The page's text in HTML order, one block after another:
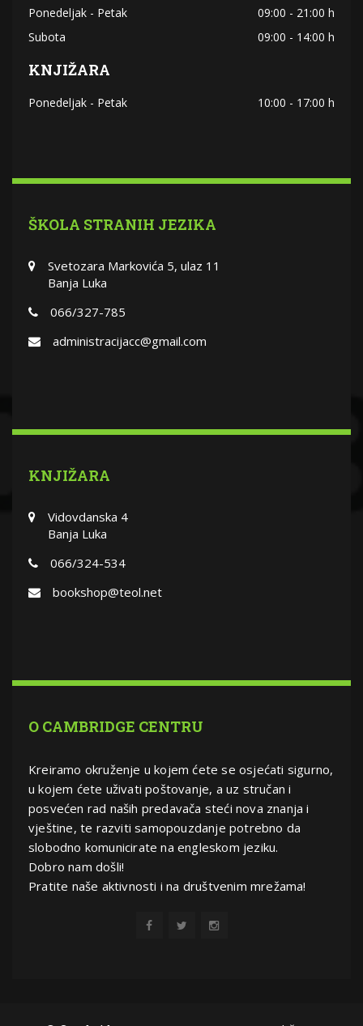
Ponedeljak - Petak
09:00 - 21:00 h
Subota
09:00 - 14:00 h
KNJIŽARA
Ponedeljak - Petak 10:00 - 17:00 h
ŠKOLA STRANIH JEZIKA
Svetozara Markovića 5, ulaz 11
Banja Luka
066/327-785
administracijacc@gmail.com
KNJIŽARA
Vidovdanska 4
Banja Luka
066/324-534
bookshop@teol.net
O CAMBRIDGE CENTRU
Kreiramo okruženje u kojem ćete se osjećati sigurno,
u kojem ćete uživati poštovanje, a uz stručan i
posvećen rad naših predavača steći nova znanja i
vještine, te razviti samopouzdanje potrebno da
slobodno komunicirate na engleskom jeziku.
Dobro nam došli!
Pratite naše aktivnosti i na društvenim mrežama!